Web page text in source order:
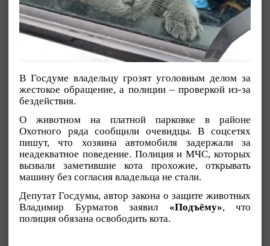
В Госдуме владельцу грозят уголовным делом за
жестокое обращение, а полиции – проверкой из-за
бездействия.
О животном на платной парковке в районе
Охотного ряда сообщили очевидцы. В соцсетях
пишут, что хозяина автомобиля задержали за
неадекватное поведение. Полиция и МЧС, которых
вызвали заметившие кота прохожие, открывать
машину без согласия владельца не стали.
Депутат Госдумы, автор закона о защите животных
Владимир Бурматов заявил «Подъёму», что
полиция обязана освободить кота.